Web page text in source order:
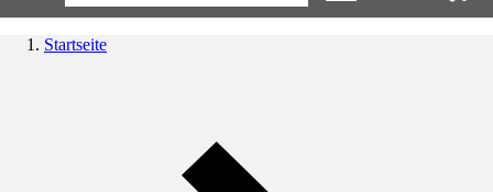
Startseite